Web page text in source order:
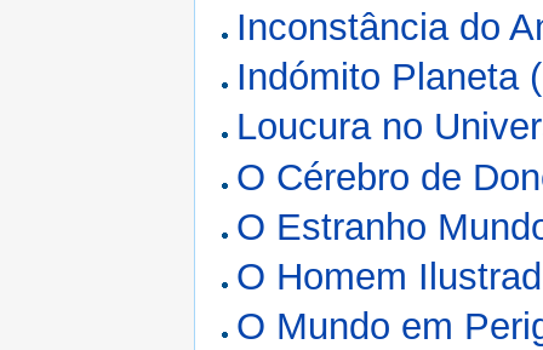
Inconstância do
Indómito Planeta
Loucura no
O Cérebro de
O Estranho
O Homem
O Mundo em